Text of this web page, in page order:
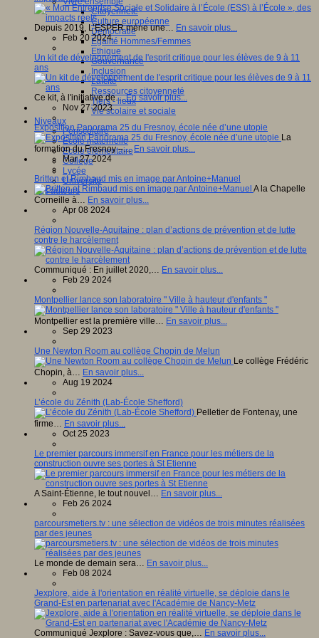
Citoyenneté
Culture européenne
Démocratie
Egalité Hommes/Femmes
Ethique
Gouvernance
Inclusion
Laïcité
Ressources citoyenneté
Tiers - lieux
Vie scolaire et sociale
Niveaux
Périscolaire
Ecole maternelle
Ecole élémentaire
Collège
Lycée
Université
Les auteurs
Depuis 2019, L’ESPER mène une… En savoir plus...
Feb 20 2024
Un kit de développement de l'esprit critique pour les élèves de 9 à 11
ans
Ce kit, à l'initiative de…En savoir plus...
Nov 27 2023
Exposition Panorama 25 du Fresnoy, école née d’une utopie
La
formation du Fresnoy –… En savoir plus...
Mar 27 2024
Britten et Rimbaud mis en image par Antoine+Manuel
A la Chapelle
Corneille à… En savoir plus...
Apr 08 2024
Région Nouvelle-Aquitaine : plan d’actions de prévention et de lutte
contre le harcèlement
Communiqué : En juillet 2020,… En savoir plus...
Feb 29 2024
Montpellier lance son laboratoire " Ville à hauteur d'enfants "
Montpellier est la première ville… En savoir plus...
Sep 29 2023
Une Newton Room au collège Chopin de Melun
Le collège Frédéric
Chopin, à… En savoir plus...
Aug 19 2024
L’école du Zénith (Lab-École Shefford)
Pelletier de Fontenay, une
firme… En savoir plus...
Oct 25 2023
Le premier parcours immersif en France pour les métiers de la
construction ouvre ses portes à St Etienne
A Saint-Étienne, le tout nouvel… En savoir plus...
Feb 26 2024
parcoursmetiers.tv : une sélection de vidéos de trois minutes réalisées
par des jeunes
Le monde de demain sera… En savoir plus...
Feb 08 2024
Jexplore, aide à l'orientation en réalité virtuelle, se déploie dans le
Grand-Est en partenariat avec l'Académie de Nancy-Metz
Communiqué Jexplore : Savez-vous que,… En savoir plus...